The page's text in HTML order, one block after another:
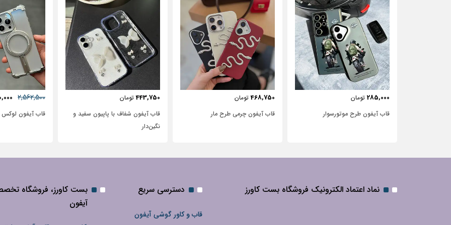
468,750 تومان
قاب آیفون چرمی طرح مار
443,750 تومان
قاب آیفون شفاف با پاپیون سفید و
2,562,500
2,950,000
قاب آیفون لوکس بامپر OATSBASF
631,250
نماد اعتماد الکترونیک فروشگاه بست کاورز دسترسی سریع
قاب و کاور گوشی آیفون
بست کاورز، فروشگاه
آیفون